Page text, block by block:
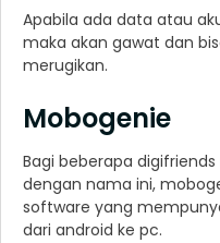
Apabila ada data atau
maka akan gawat dan
merugikan.
Mobogenie
Bagi beberapa
dengan nama ini,
software yang
dari android ke pc.